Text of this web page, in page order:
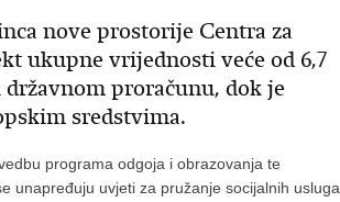
nove prostorije Centra za
ukupne vrijednosti veće od 6,7
proračunu, dok je
sredstvima.
programa odgoja i obrazovanja te
unapređuju uvjeti za pružanje socijalnih usluga